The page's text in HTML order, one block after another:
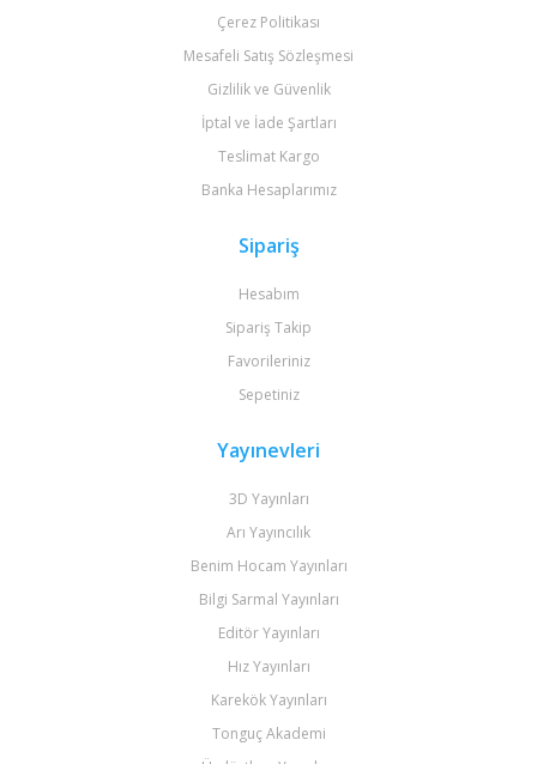
Çerez Politikası
Mesafeli Satış Sözleşmesi
Gizlilik ve Güvenlik
İptal ve İade Şartları
Teslimat Kargo
Banka Hesaplarımız
Sipariş
Hesabım
Sipariş Takip
Favorileriniz
Sepetiniz
Yayınevleri
3D Yayınları
Arı Yayıncılık
Benim Hocam Yayınları
Bilgi Sarmal Yayınları
Editör Yayınları
Hız Yayınları
Karekök Yayınları
Tonguç Akademi